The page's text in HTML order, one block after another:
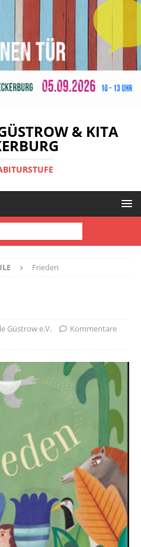
& KITA
Frieden
Güstrow e.V.
Kommentare